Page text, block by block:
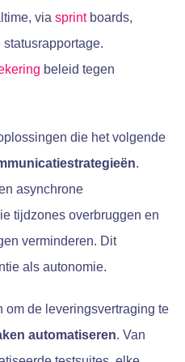
via sprintboards,
beleid tegen
die het volgende
.
asynchrone
tijdzones overbruggen en
verminderen. Dit
als autonomie.
om de leveringsvertraging te
automatiseren. Van